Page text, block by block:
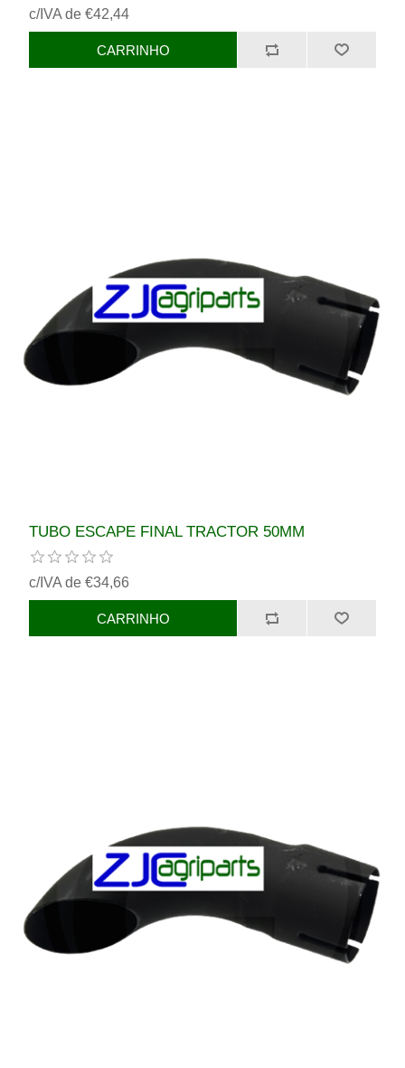
c/IVA de €42,44
TUBO ESCAPE FINAL TRACTOR 50MM
c/IVA de €34,66